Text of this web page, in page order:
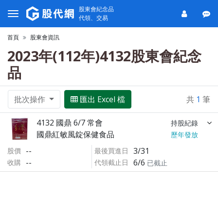
股東會紀念品
代領、交易
首頁 股東會資訊
2023年(112年)4132股東會紀念
品
批次操作 匯出 Excel 檔 共 1 筆
4132 國鼎 6/7 常會 持股紀錄
國鼎紅敏風錠保健食品
歷年發放
股價
--
收購 --
最後買進日 3/31
代領截止日 6/6 已截止